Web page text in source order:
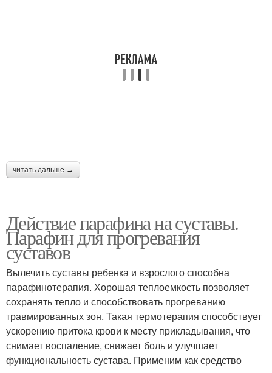
читать дальше →
Действие парафина на суставы.
Парафин для прогревания
суставов
Вылечить суставы ребенка и взрослого способна
парафинотерапия. Хорошая теплоемкость позволяет
сохранять тепло и способствовать прогреванию
травмированных зон. Такая термотерапия способствует
ускорению притока крови к месту прикладывания, что
снимает воспаление, снижает боль и улучшает
функциональность сустава. Применим как средство